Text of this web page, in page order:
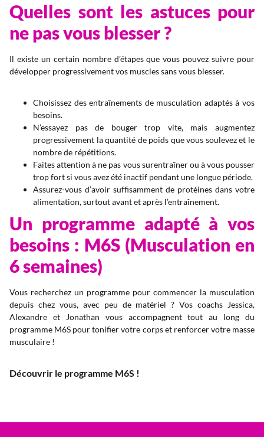
Quelles sont les astuces pour
ne pas vous blesser ?
Il existe un certain nombre d’étapes que vous pouvez suivre pour
développer progressivement vos muscles sans vous blesser.
Choisissez des entraînements de musculation adaptés à vos
besoins.
N’essayez pas de bouger trop vite, mais augmentez
progressivement la quantité de poids que vous soulevez et le
nombre de répétitions.
Faites attention à ne pas vous surentraîner ou à vous pousser
trop fort si vous avez été inactif pendant une longue période.
Assurez-vous d’avoir suffisamment de protéines dans votre
alimentation, surtout avant et après l’entraînement.
Un programme adapté à vos
besoins : M6S (Musculation en
6 semaines)
Vous recherchez un programme pour commencer la musculation
depuis chez vous, avec peu de matériel ? Vos coachs Jessica,
Alexandre et Jonathan vous accompagnent tout au long du
programme M6S pour tonifier votre corps et renforcer votre masse
musculaire !
Découvrir le programme M6S !